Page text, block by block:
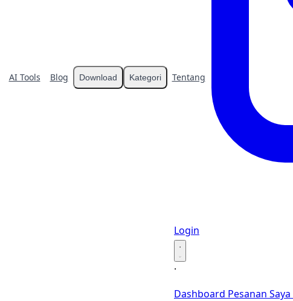
AI Tools Blog Download Kategori Tentang
Login
·
·
Dashboard Pesanan Saya